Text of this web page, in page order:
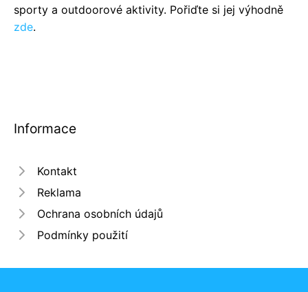
sporty a outdoorové aktivity. Pořiďte si jej výhodně
zde.
Informace
Kontakt
Reklama
Ochrana osobních údajů
Podmínky použití